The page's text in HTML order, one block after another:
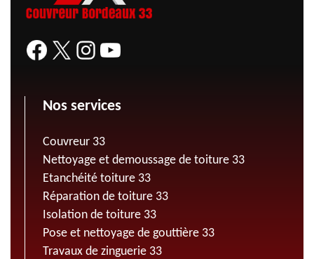
Nos services
Couvreur 33
Nettoyage et demoussage de toiture 33
Etanchéité toiture 33
Réparation de toiture 33
Isolation de toiture 33
Pose et nettoyage de gouttière 33
Travaux de zinguerie 33